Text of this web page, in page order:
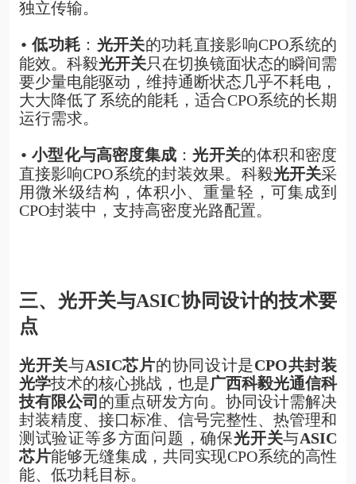
独立传输。
• 低功耗 ： 光开关的功耗直接影响CPO系统的
能效。科毅光开关只在切换镜面状态的瞬间需
要少量电能驱动，维持通断状态几乎不耗电，
大大降低了系统的能耗，适合CPO系统的长期
运行需求。
• 小型化与高密度集成 ：光开关的体积和密度
直接影响CPO系统的封装效果。科毅光开关采
用微米级结构，体积小、重量轻，可集成到
CPO封装中，支持高密度光路配置。
三、光开关与ASIC协同设计的技术要
点
光开关与ASIC芯片的协同设计是CPO共封装
光学技术的核心挑战，也是广西科毅光通信科
技有限公司 的重点研发方向。协同设计需解决
封装精度、接口标准、信号完整性、热管理和
测试验证等多方面问题，确保光开关与ASIC
芯片能够无缝集成，共同实现CPO系统的高性
能、低功耗目标。